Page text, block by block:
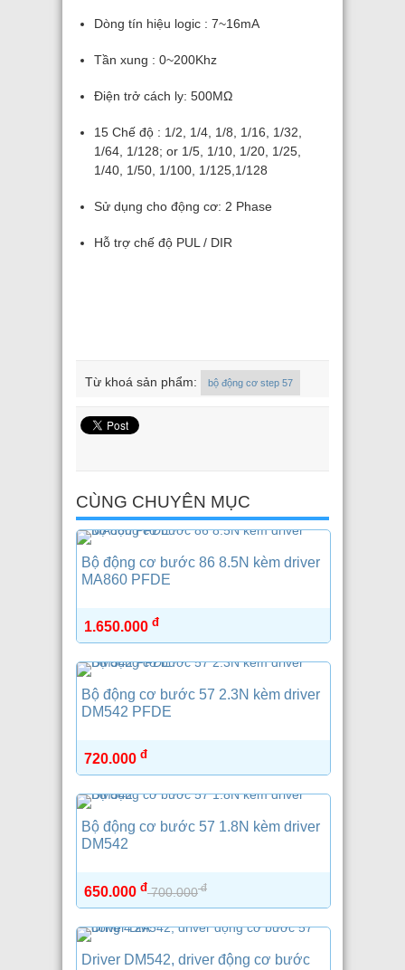
Dòng tín hiệu logic : 7~16mA
Tần xung : 0~200Khz
Điện trở cách ly: 500MΩ
15 Chế độ : 1/2, 1/4, 1/8, 1/16, 1/32,
1/64, 1/128; or 1/5, 1/10, 1/20, 1/25,
1/40, 1/50, 1/100, 1/125,1/128
Sử dụng cho động cơ: 2 Phase
Hỗ trợ chế độ PUL / DIR
Từ khoá sản phẩm: bộ động cơ step 57
CÙNG CHUYÊN MỤC
Bộ động cơ bước 86 8.5N kèm driver
MA860 PFDE
1.650.000 đ
Bộ động cơ bước 57 2.3N kèm driver
DM542 PFDE
720.000 đ
Bộ động cơ bước 57 1.8N kèm driver
DM542
650.000 đ700.000đ
Driver DM542, driver động cơ bước